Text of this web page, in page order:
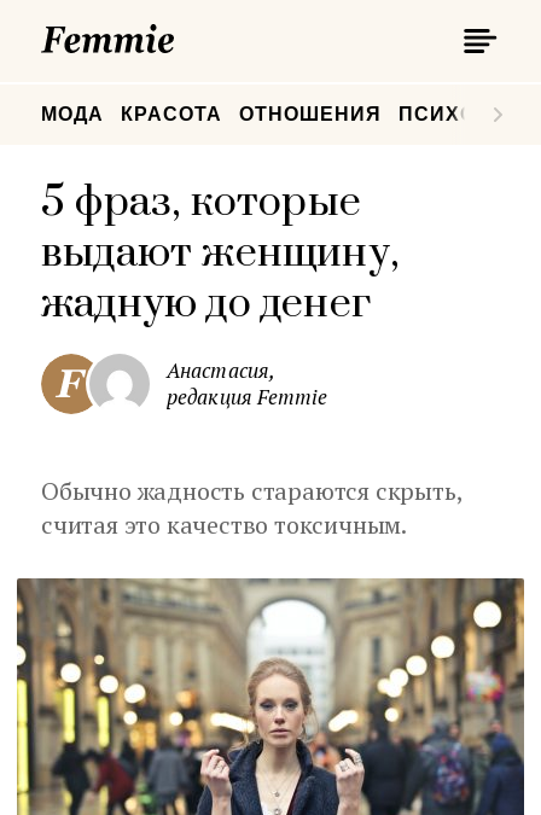
МОДА КРАСОТА ОТНОШЕНИЯ
5 фраз, которые
выдают женщину,
жадную до денег
Анастасия,
редакция Femmie
Обычно жадность стараются скрыть,
считая это качество токсичным.